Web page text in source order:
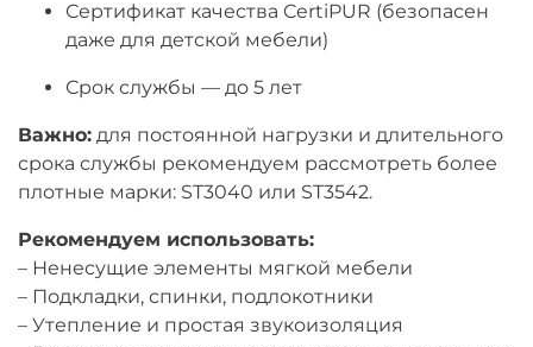
Сертификат качества CertiPUR (безопасен
даже для детской мебели)
Срок службы — до 5 лет
Важно: для постоянной нагрузки и длительного
срока службы рекомендуем рассмотреть более
плотные марки: ST3040 или ST3542.
Рекомендуем использовать:
– Ненесущие элементы мягкой мебели
– Подкладки, спинки, подлокотники
– Утепление и простая звукоизоляция